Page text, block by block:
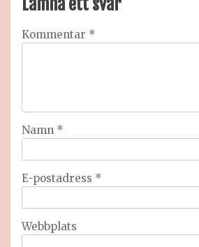
Kommentar *
Namn *
E-postadress *
Webbplats